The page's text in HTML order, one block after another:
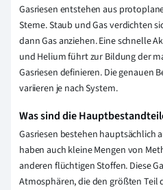
Gasriesen entstehen aus
Sterne. Staub und Gas verdichten
dann Gas anziehen. Eine schnelle
und Helium führt zur Bildung der
Gasriesen definieren. Die genauen
variieren je nach System.
Was sind die
Gasriesen bestehen hauptsächlich
haben auch kleine Mengen von
anderen flüchtigen Stoffen. Diese
Atmosphären, die den größten Teil